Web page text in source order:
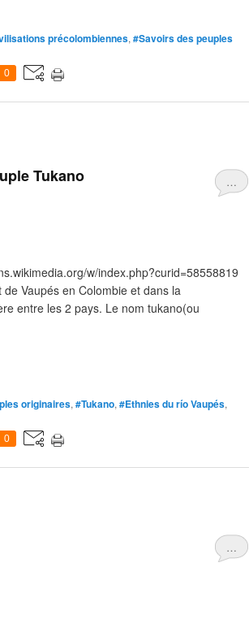
précolombiennes, #Savoirs des peuples
0
…
Tukano
w/index.php?curid=58558819
Vaupés en Colombie et dans la
entre les 2 pays. Le nom tukano(ou
originaires, #Tukano, #Ethnies du río Vaupés,
0
…